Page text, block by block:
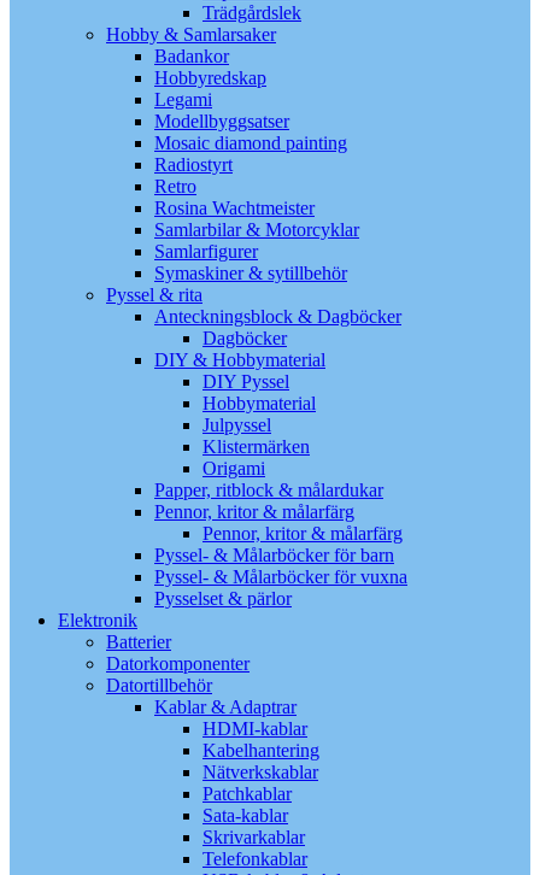
Trädgårdslek
Hobby & Samlarsaker
Badankor
Hobbyredskap
Legami
Modellbyggsatser
Mosaic diamond painting
Radiostyrt
Retro
Rosina Wachtmeister
Samlarbilar & Motorcyklar
Samlarfigurer
Symaskiner & sytillbehör
Pyssel & rita
Anteckningsblock & Dagböcker
Dagböcker
DIY & Hobbymaterial
DIY Pyssel
Hobbymaterial
Julpyssel
Klistermärken
Origami
Papper, ritblock & målardukar
Pennor, kritor & målarfärg
Pennor, kritor & målarfärg
Pyssel- & Målarböcker för barn
Pyssel- & Målarböcker för vuxna
Pysselset & pärlor
Elektronik
Batterier
Datorkomponenter
Datortillbehör
Kablar & Adaptrar
HDMI-kablar
Kabelhantering
Nätverkskablar
Patchkablar
Sata-kablar
Skrivarkablar
Telefonkablar